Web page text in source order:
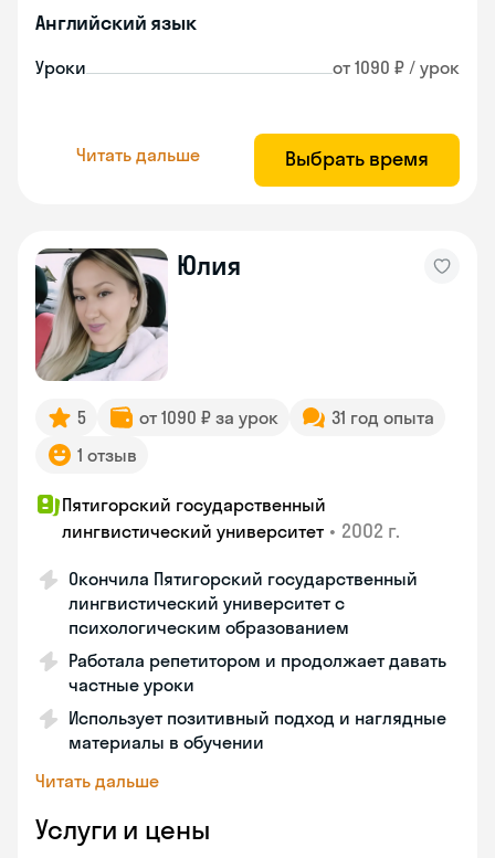
Английский язык
Уроки от 1090 ₽ / урок
Читать дальше Выбрать время
Юлия
5 от 1090 ₽ за урок
31 год опыта
1 отзыв
Пятигорский государственный
лингвистический университет • 2002 г.
Окончила Пятигорский государственный
лингвистический университет с
психологическим образованием
Работала репетитором и продолжает давать
частные уроки
Использует позитивный подход и наглядные
материалы в обучении
Читать дальше
Услуги и цены